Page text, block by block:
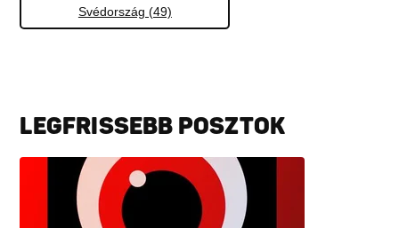
Svédország (49)
LEGFRISSEBB POSZTOK